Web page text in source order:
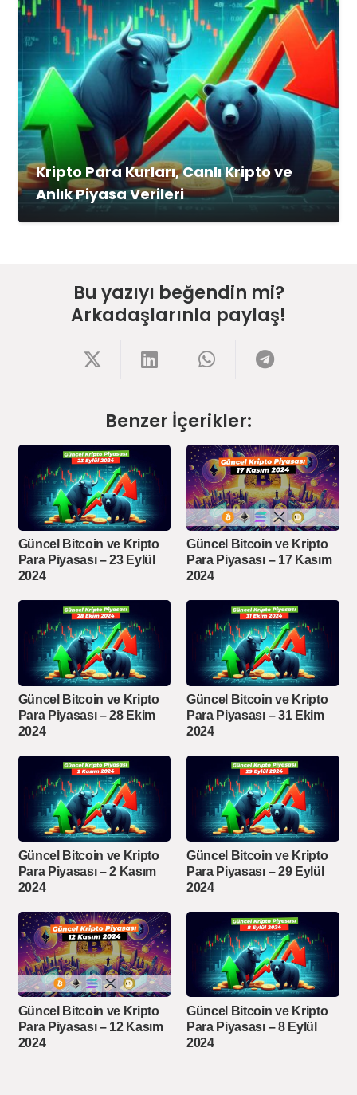
Kripto Para Kurları, Canlı Kripto ve
Anlık Piyasa Verileri
Bu yazıyı beğendin mi?
Arkadaşlarınla paylaş!
Benzer İçerikler:
Güncel Bitcoin ve Kripto
Para Piyasası – 23 Eylül
2024
Güncel Bitcoin ve Kripto
Para Piyasası – 17 Kasım
2024
Güncel Bitcoin ve Kripto
Para Piyasası – 28 Ekim
2024
Güncel Bitcoin ve Kripto
Para Piyasası – 31 Ekim
2024
Güncel Bitcoin ve Kripto
Para Piyasası – 2 Kasım
2024
Güncel Bitcoin ve Kripto
Para Piyasası – 29 Eylül
2024
Güncel Bitcoin ve Kripto
Para Piyasası – 12 Kasım
2024
Güncel Bitcoin ve Kripto
Para Piyasası – 8 Eylül
2024